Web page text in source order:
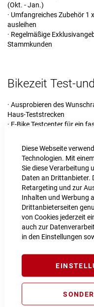
Diese Webseite
Technologien. Mit
Sie diese Verarbeitung
Daten an Drittanbieter.
Retargeting und zur
Inhalten und Werbung
Drittanbieterseiten
von Cookies jederzeit
auch zur
in den Einstellungen
(Okt. - Jan.)
· Umfangreiches Zubehör 1
ausleihen
· Regelmäßige
Stammkunden
Bikezeit Test-
· Ausprobieren des
Haus-Teststrecken
· E-Bike Testcenter für ein
· Umfangreiche Testflotte
Trekking- und Rennrädern
· Testmodule für Griffe,
Beleuchtung und Klingeln
· Probieren der Kindersitze
auch mit Ihrem Kind
Bikezeit
· Inzahlungnahme des
reduzierten Neupreis
· Realistische und faire
erzielbaren Marktwertes
· Provisionsfreie
unsere Gebrauchtradbörse